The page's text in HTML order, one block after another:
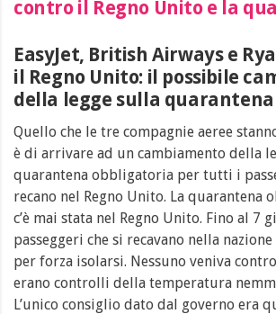
EasyJet, British Airways e
il Regno Unito: il possibile
della legge sulla
Quello che le tre compagnie aeree
è di arrivare ad un cambiamento della
quarantena obbligatoria per tutti i
recano nel Regno Unito. La quarantena
c’è mai stata nel Regno Unito. Fino al 7
passeggeri che si recavano nella
per forza isolarsi. Nessuno veniva
erano controlli della temperatura
L’unico consiglio dato dal governo era